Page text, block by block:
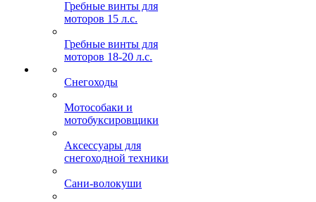
Гребные винты для
моторов 15 л.с.
Гребные винты для
моторов 18-20 л.с.
Снегоходы
Мотособаки и
мотобуксировщики
Аксессуары для
снегоходной техники
Сани-волокуши